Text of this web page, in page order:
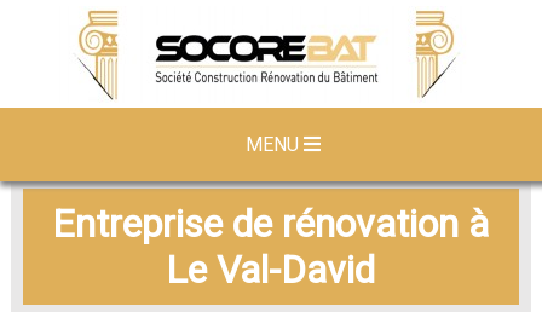
MENU
Entreprise de rénovation à
Le Val-David